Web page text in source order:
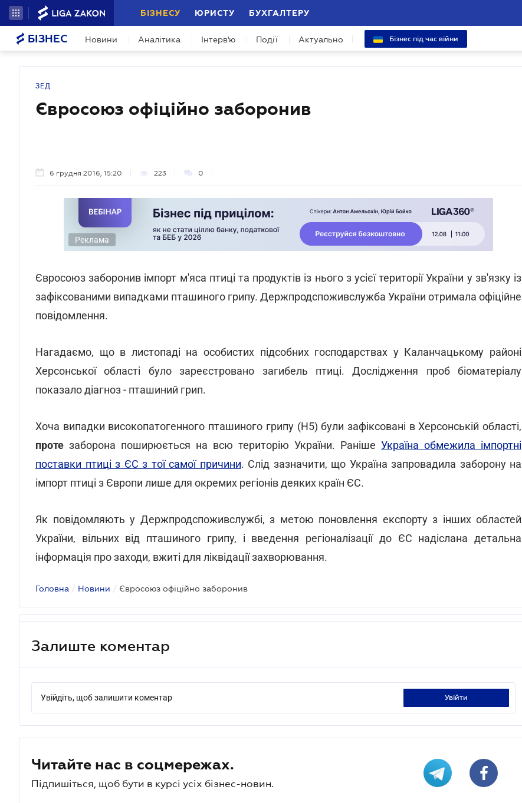
БІЗНЕСУ ЮРИСТУ БУХГАЛТЕРУ
БІЗНЕС Новини Аналітика Інтерв'ю Події Актуально Бізнес під час війни
ЗЕД
Євросоюз офіційно заборонив
6 грудня 2016, 15:20 223 0
Реклама
Євросоюз заборонив імпорт м'яса птиці та продуктів із нього з усієї території України у зв'язку із
зафіксованими випадками пташиного грипу. Держпродспоживслужба України отримала офіційне
повідомлення.
Нагадаємо, що в листопаді на особистих підсобних господарствах у Каланчацькому районі
Херсонської області було зареєстровано загибель птиці. Дослідження проб біоматеріалу
показало діагноз - пташиний грип.
Хоча випадки високопатогенного пташиного грипу (H5) були зафіксовані в Херсонській області,
проте заборона поширюється на всю територію України. Раніше Україна обмежила імпортні
поставки птиці з ЄС з тої самої причини. Слід зазначити, що Україна запровадила заборону на
імпорт птиці з Європи лише для окремих регіонів деяких країн ЄС.
Як повідомляють у Держпродспоживслужбі, з метою поновлення експорту з інших областей
України, вільних від пташиного грипу, і введення регіоналізації до ЄС надіслана детальна
інформація про заходи, вжиті для ліквідації захворювання.
Головна / Новини / Євросоюз офіційно заборонив
Залиште коментар
Увійдіть, щоб залишити коментар увійти
Читайте нас в соцмережах.
Підпишіться, щоб бути в курсі усіх бізнес-новин.